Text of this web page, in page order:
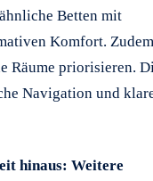
Betten mit
Komfort. Zudem
Räume priorisieren.
Navigation und
hinaus: Weitere